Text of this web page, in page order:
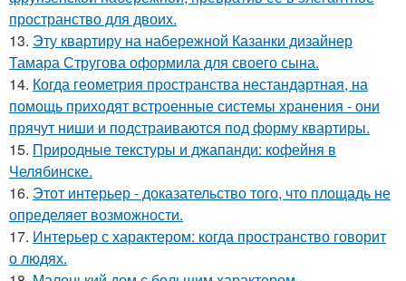
пространство для двоих.
13. Эту квартиру на набережной Казанки дизайнер
Тамара Стругова оформила для своего сына.
14. Когда геометрия пространства нестандартная, на
помощь приходят встроенные системы хранения - они
прячут ниши и подстраиваются под форму квартиры.
15. Природные текстуры и джапанди: кофейня в
Челябинске.
16. Этот интерьер - доказательство того, что площадь не
определяет возможности.
17. Интерьер с характером: когда пространство говорит
о людях.